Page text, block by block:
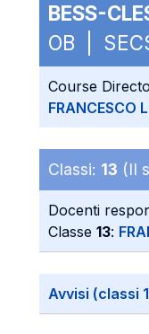
BESS-
OB |
Course
FRANCESCO
Classi: 13 (II
Docenti
Classe 13:
Avvisi (classi